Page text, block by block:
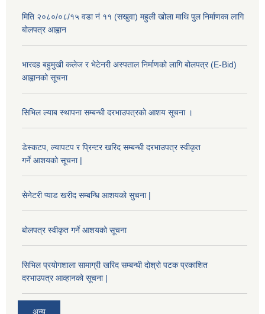
मिति २०८०/०८/१५ वडा नं ११ (सखुवा) महुली खोला माथि पुल निर्माणका लागि
बोलपत्र आह्वान
भारदह बहुमुखी कलेज र भेटेनरी अस्पताल निर्माणको लागि बोलपत्र (E-Bid)
आह्वानको सूचना
सिभिल ल्याब स्थापना सम्बन्धी दरभाउपत्रको आशय सूचना ।
डेस्कटप, ल्यापटप र प्रिन्टर खरिद सम्बन्धी दरभाउपत्र स्वीकृत
गर्ने आशयको सूचना |
सेनेटरी प्याड खरीद सम्बन्धि आशयको सुचना |
बोलपत्र स्वीकृत गर्ने आशयको सूचना
सिभिल प्रयोगशाला सामाग्री खरिद सम्बन्धी दोश्रो पटक प्रकाशित
दरभाउपत्र आव्हानको सूचना |
अन्य